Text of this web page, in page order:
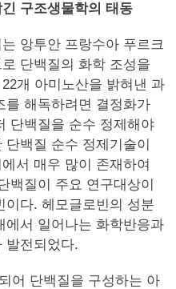
구조생물학의 태동
는 앙투안 프랑수아 푸르크
단백질의 화학 조성을
개 아미노산을 밝혀낸 과
를 해독하려면 결정화가
단백질을 순수 정제해야
백질 순수 정제기술이
서 매우 많이 존재하여
백질이 주요 연구대상이
이다. 헤모글로빈의 성분
에서 일어나는 화학반응과
발전되었다.
어 단백질을 구성하는 아